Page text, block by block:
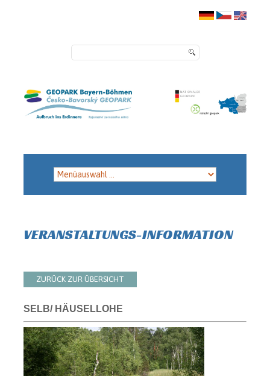
VERANSTALTUNGS-INFORMATION
ZURÜCK ZUR ÜBERSICHT
SELB/ HÄUSELLOHE